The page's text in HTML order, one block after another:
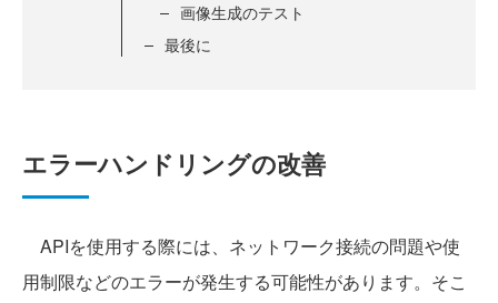
画像生成のテスト
最後に
エラーハンドリングの改善
APIを使用する際には、ネットワーク接続の問題や使
用制限などのエラーが発生する可能性があります。そこ